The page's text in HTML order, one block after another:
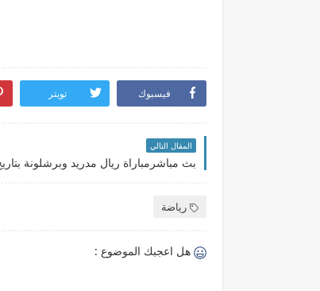
فيسبوك تويتر
المقال التالي
رياضة
هل اعجبك الموضوع :